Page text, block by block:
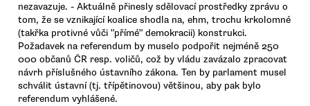
nezavazuje. - Aktuálně přinesly sdělovací prostředky zprávu o
tom, že se vznikající koalice shodla na, ehm, trochu krkolomné
(takřka protivné vůči "přímé" demokracii) konstrukci.
Požadavek na referendum by muselo podpořit nejméně 250
000 občanů ČR resp. voličů, což by vládu zavázalo zpracovat
návrh příslušného ústavního zákona. Ten by parlament musel
schválit ústavní (tj. třípětinovou) většinou, aby pak bylo
referendum vyhlášené.